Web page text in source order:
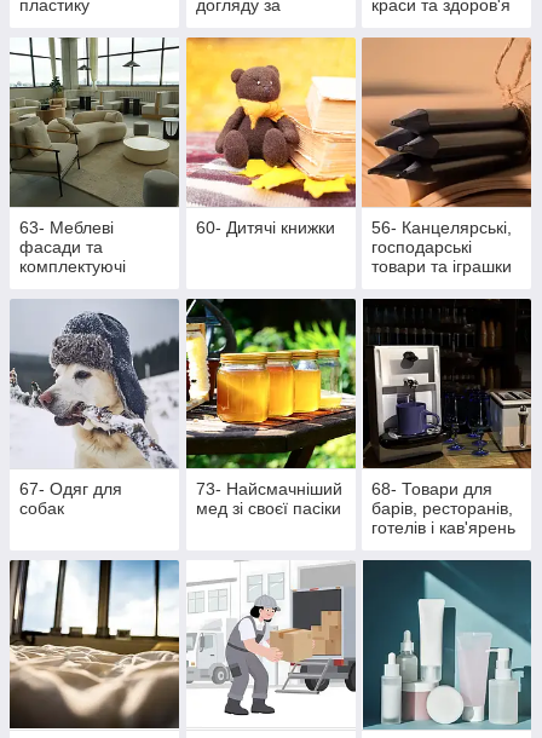
пластику
догляду за
порожниною
краси та здоров'я
63- Меблеві
фасади та
комплектуючі
60- Дитячі книжки
56- Канцелярські,
господарські
товари та іграшки
67- Одяг для
собак
73- Найсмачніший
мед зі своєї пасіки
68- Товари для
барів, ресторанів,
готелів і кав'ярень